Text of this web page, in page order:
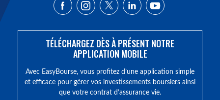
TÉLÉCHARGEZ DÈS À PRÉSENT NOTRE
APPLICATION MOBILE
Avec EasyBourse, vous profitez d’une application simple
et efficace pour gérer vos investissements boursiers ainsi
que votre contrat d’assurance vie.